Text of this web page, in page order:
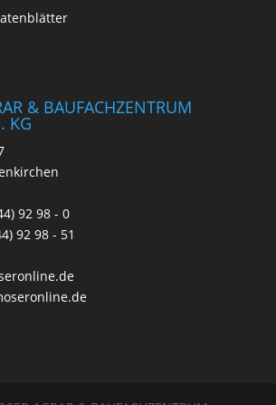
& BAUFACHZENTRUM
KG
92 98 - 0
92 98 - 51